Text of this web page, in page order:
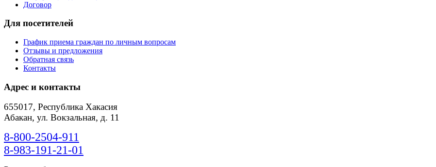
Договор
Для посетителей
График приема граждан по личным вопросам
Отзывы и предложения
Обратная связь
Контакты
Адрес и контакты
655017, Республика Хакасия
Абакан, ул. Вокзальная, д. 11
8-800-2504-911
8-983-191-21-01